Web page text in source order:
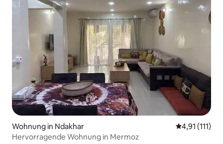
Wohnung in Ndakhar
4,91 (111)
Hervorragende Wohnung in Mermoz